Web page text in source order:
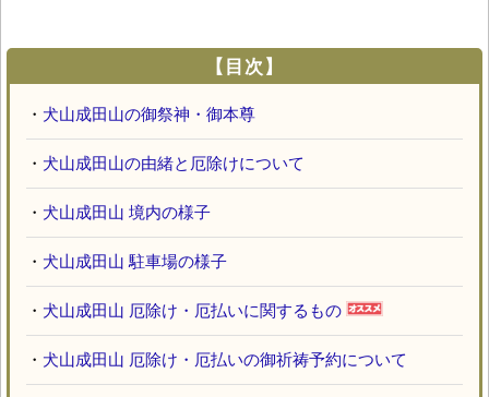
【目次】
・ 犬山成田山の御祭神・御本尊
・ 犬山成田山の由緒と厄除けについて
・ 犬山成田山 境内の様子
・ 犬山成田山 駐車場の様子
・ 犬山成田山 厄除け・厄払いに関するもの
・ 犬山成田山 厄除け・厄払いの御祈祷予約について